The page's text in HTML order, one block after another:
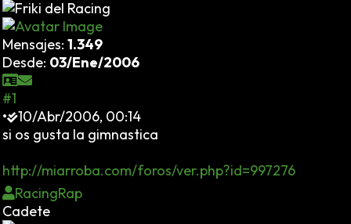
Mensajes: 1.349
Desde: 03/Ene/2006
#1
•
10/Abr/2006, 00:14
si os gusta la gimnastica
http://miarroba.com/foros/ver.php?id=997276
RacingRap
Cadete